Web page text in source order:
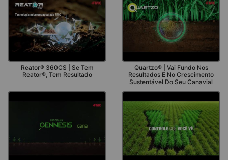
Quartzo® | Vai Fundo Nos
Resultados E No Crescimento
Vídeo Técnico Verimark